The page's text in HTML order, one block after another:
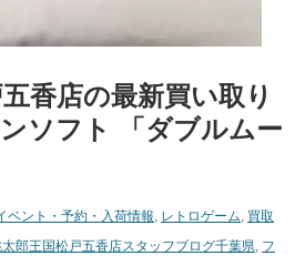
香店の最新買い取り
ソフト 「ダブルムー
ベント・予約・入荷情報, レトロゲーム, 買取
郎王国松戸五香店スタッフブログ千葉県, フ